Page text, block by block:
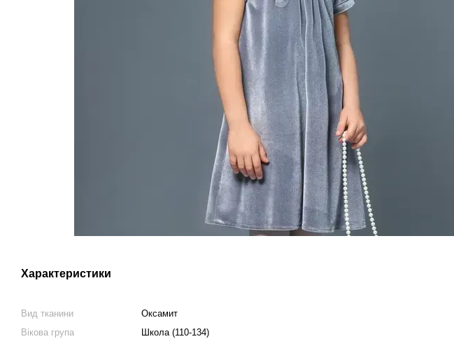
Характеристики
Вид тканини
Оксамит
Вікова група
Школа (110-134)